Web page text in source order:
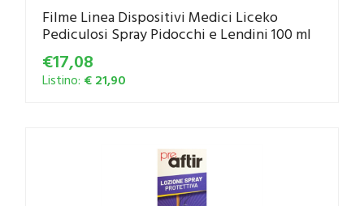
Filme Linea Dispositivi Medici Liceko
Pediculosi Spray Pidocchi e Lendini 100 ml
€17,08
Listino: € 21,90